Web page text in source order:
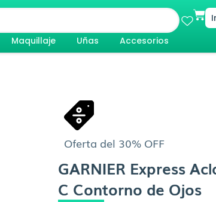
Maquillaje Uñas Accesorios
Oferta del 30% OFF
GARNIER Express
C Contorno de Ojos